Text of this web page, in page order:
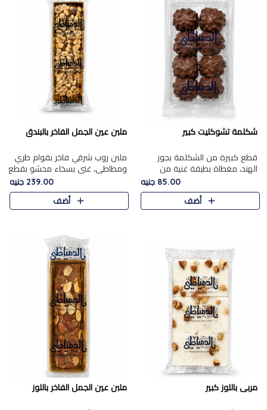
شكلمة تشوكليت كبير
قطع كبيرة من الشكلمة بجوز
الهند، مغطاة بطبقة غنية من
الشوكولاتة الفاخرة لتجمع بين
القوام الطري من الداخل مركز جوز
الهند المطاطي والمذاق الغن..
85.00 جنيه
أضف
ملبن عين الجمل الفاخر بالبندق
ملبن روب شرقي فاخر بقوام طري
ومطاطي، غني بسخاء محشو بقطع
عين الجمل والبندق المحمص التي
تضيف قرمشة مميزة مُرضية
ونكهة جوزية غنية في كل
239.00 جنيه
أضف
مربى باللوز كبير ملبن عين الجمل الفاخر باللوز